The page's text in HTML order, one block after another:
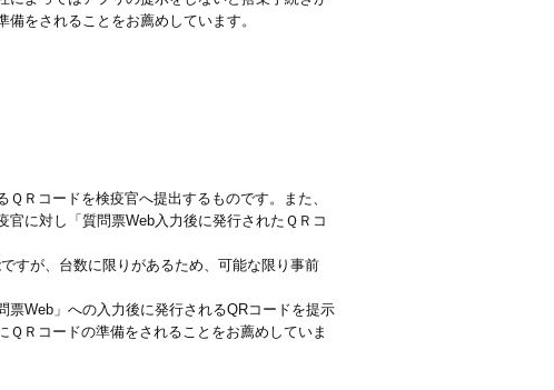
をされることをお薦めしています。
Ｒコードを検疫官へ提出するものです。また、
に対し「質問票Web入力後に発行されたＱＲコ
すが、台数に限りがあるため、可能な限り事前
Web」への入力後に発行されるQRコードを提示
Ｒコードの準備をされることをお薦めしていま